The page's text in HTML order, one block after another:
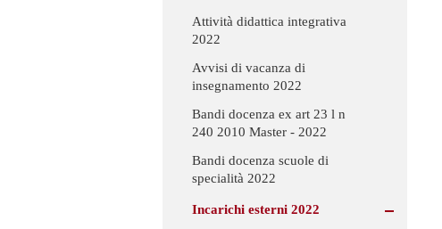
Attività didattica integrativa
2022
Avvisi di vacanza di
insegnamento 2022
Bandi docenza ex art 23 l n
240 2010 Master - 2022
Bandi docenza scuole di
specialità 2022
Incarichi esterni 2022